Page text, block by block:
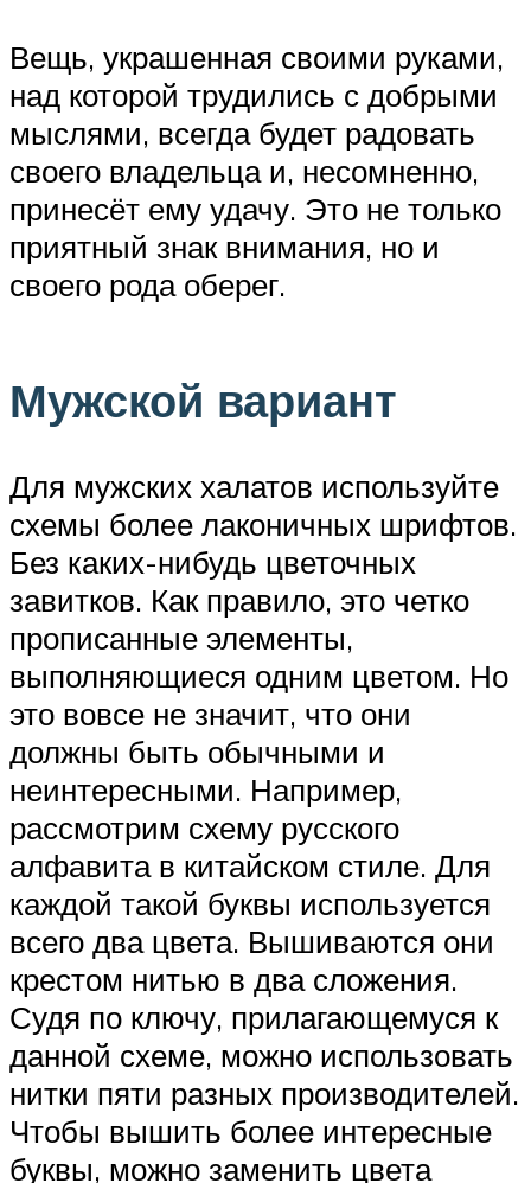
Вещь, украшенная своими руками,
над которой трудились с добрыми
мыслями, всегда будет радовать
своего владельца и, несомненно,
принесёт ему удачу. Это не только
приятный знак внимания, но и
своего рода оберег.
Мужской вариант
Для мужских халатов используйте
схемы более лаконичных шрифтов.
Без каких-нибудь цветочных
завитков. Как правило, это четко
прописанные элементы,
выполняющиеся одним цветом. Но
это вовсе не значит, что они
должны быть обычными и
неинтересными. Например,
рассмотрим схему русского
алфавита в китайском стиле. Для
каждой такой буквы используется
всего два цвета. Вышиваются они
крестом нитью в два сложения.
Судя по ключу, прилагающемуся к
данной схеме, можно использовать
нитки пяти разных производителей.
Чтобы вышить более интересные
буквы, можно заменить цвета